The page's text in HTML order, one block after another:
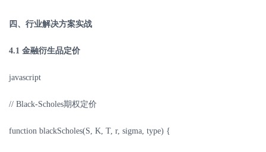
四、行业解决方案实战
4.1 金融衍生品定价
javascript
// Black-Scholes期权定价
function blackScholes(S, K, T, r, sigma, type) {